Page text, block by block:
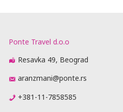
Ponte Travel d.o.o
Resavka 49, Beograd
aranzmani@ponte.rs
+381-11-7858585